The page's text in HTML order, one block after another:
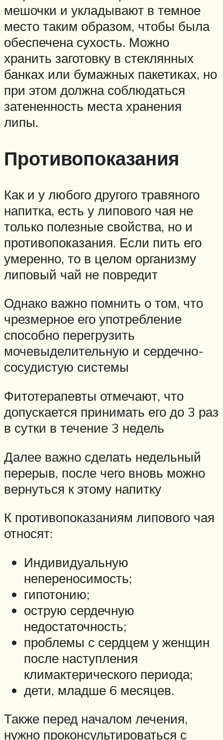
мешочки и укладывают в темное
место таким образом, чтобы была
обеспечена сухость. Можно
хранить заготовку в стеклянных
банках или бумажных пакетиках, но
при этом должна соблюдаться
затененность места хранения
липы.
Противопоказания
Как и у любого другого травяного
напитка, есть у липового чая не
только полезные свойства, но и
противопоказания. Если пить его
умеренно, то в целом организму
липовый чай не повредит
Однако важно помнить о том, что
чрезмерное его употребление
способно перегрузить
мочевыделительную и сердечно-
сосудистую системы
Фитотерапевты отмечают, что
допускается принимать его до 3 раз
в сутки в течение 3 недель
Далее важно сделать недельный
перерыв, после чего вновь можно
вернуться к этому напитку
К противопоказаниям липового чая
относят:
Индивидуальную
непереносимость;
гипотонию;
острую сердечную
недостаточность;
проблемы с сердцем у женщин
после наступления
климактерического периода;
дети, младше 6 месяцев.
Также перед началом лечения,
нужно проконсультироваться с